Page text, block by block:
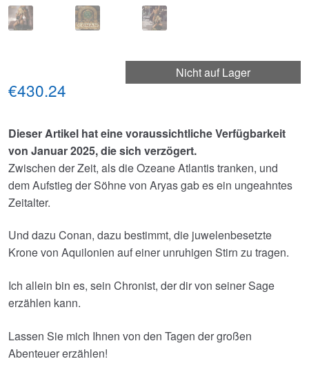
Nicht auf Lager
€430.24
Dieser Artikel hat eine voraussichtliche Verfügbarkeit
von Januar 2025, die sich verzögert.
Zwischen der Zeit, als die Ozeane Atlantis tranken, und
dem Aufstieg der Söhne von Aryas gab es ein ungeahntes
Zeitalter.
Und dazu Conan, dazu bestimmt, die juwelenbesetzte
Krone von Aquilonien auf einer unruhigen Stirn zu tragen.
Ich allein bin es, sein Chronist, der dir von seiner Sage
erzählen kann.
Lassen Sie mich Ihnen von den Tagen der großen
Abenteuer erzählen!